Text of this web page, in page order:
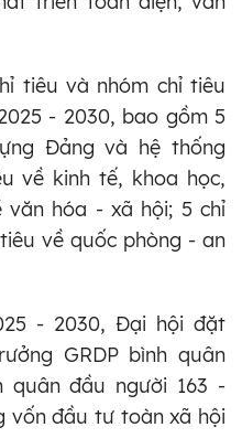
tiêu và nhóm chỉ tiêu
- 2030, bao gồm 5
Đảng và hệ thống
về kinh tế, khoa học,
văn hóa - xã hội; 5 chỉ
về quốc phòng - an
- 2030, Đại hội đặt
GRDP bình quân
quân đầu người 163 -
vốn đầu tư toàn xã hội